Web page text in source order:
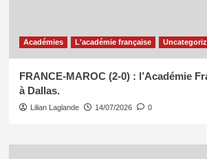
Académies L'académie française
FRANCE-MAROC (2-0) : l’Académie
à Dallas.
Lilian Laglande 14/07/2026 0